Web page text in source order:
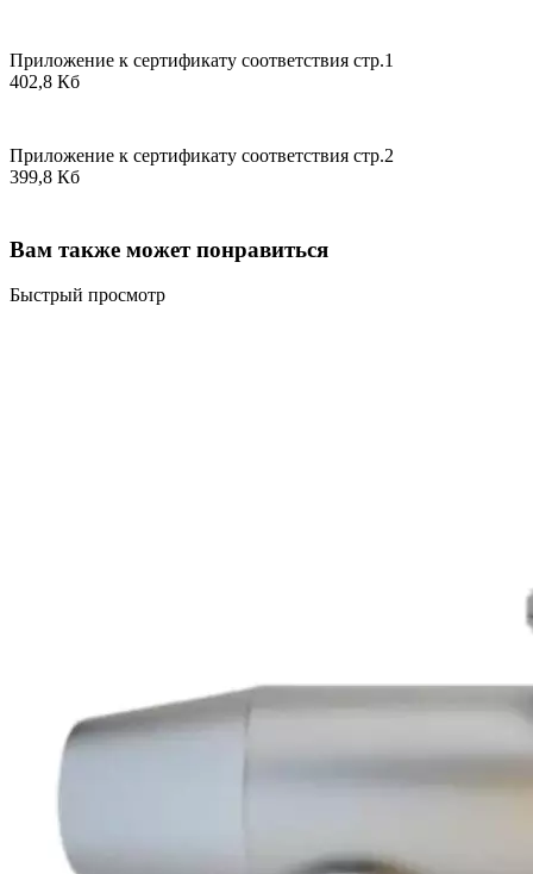
Приложение к сертификату соответствия стр.1
402,8 Кб
Приложение к сертификату соответствия стр.2
399,8 Кб
Вам также может понравиться
Быстрый просмотр